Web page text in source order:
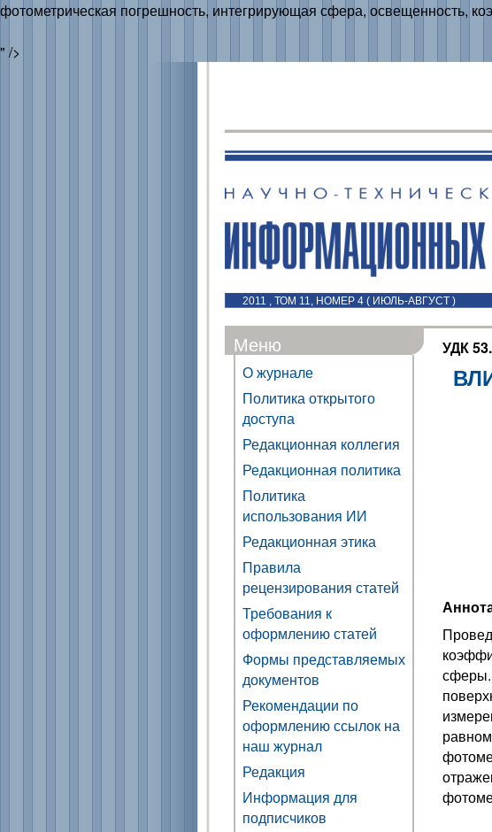
фотометрическая погрешность, интегрирующая сфера, освещенность,
" />
2011 , ТОМ 11, НОМЕР 4 ( ИЮЛЬ-АВГУСТ )
Меню
О журнале
Политика открытого
доступа
Редакционная коллегия
Редакционная политика
Политика
использования ИИ
Редакционная этика
Правила
рецензирования статей
Требования к
оформлению статей
Формы представляемых
документов
Рекомендации по
оформлению ссылок на
наш журнал
Редакция
Информация для
подписчиков
УДК